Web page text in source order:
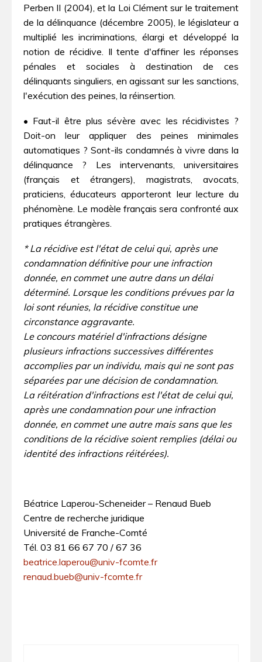
Perben II (2004), et la Loi Clément sur le traitement
de la délinquance (décembre 2005), le législateur a
multiplié les incriminations, élargi et développé la
notion de récidive. Il tente d'affiner les réponses
pénales et sociales à destination de ces
délinquants singuliers, en agissant sur les sanctions,
l'exécution des peines, la réinsertion.
• Faut-il être plus sévère avec les récidivistes ?
Doit-on leur appliquer des peines minimales
automatiques ? Sont-ils condamnés à vivre dans la
délinquance ? Les intervenants, universitaires
(français et étrangers), magistrats, avocats,
praticiens, éducateurs apporteront leur lecture du
phénomène. Le modèle français sera confronté aux
pratiques étrangères.
* La récidive est l'état de celui qui, après une
condamnation définitive pour une infraction
donnée, en commet une autre dans un délai
déterminé. Lorsque les conditions prévues par la
loi sont réunies, la récidive constitue une
circonstance aggravante.
Le concours matériel d'infractions désigne
plusieurs infractions successives différentes
accomplies par un individu, mais qui ne sont pas
séparées par une décision de condamnation.
La réitération d'infractions est l'état de celui qui,
après une condamnation pour une infraction
donnée, en commet une autre mais sans que les
conditions de la récidive soient remplies (délai ou
identité des infractions réitérées).
Béatrice Laperou-Scheneider – Renaud Bueb
Centre de recherche juridique
Université de Franche-Comté
Tél. 03 81 66 67 70 / 67 36
beatrice.laperou@univ-fcomte.fr
renaud.bueb@univ-fcomte.fr